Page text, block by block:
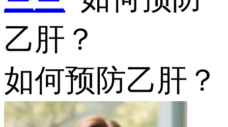
乙肝？
如何预防乙肝？